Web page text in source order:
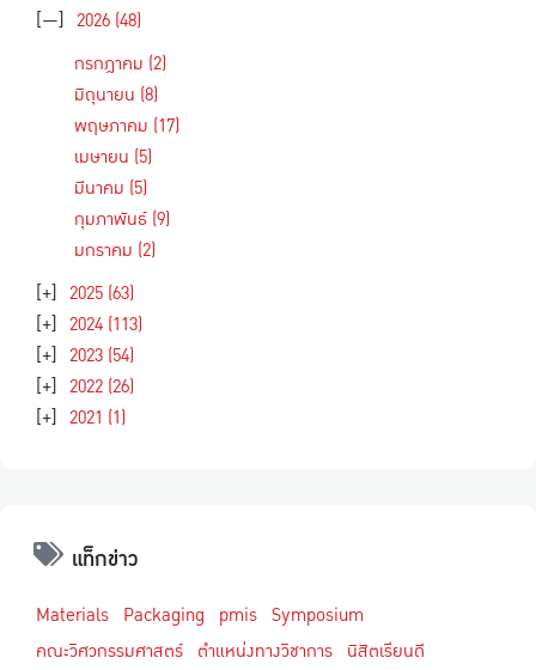
[—] 2026 (48)
กรกฎาคม (2)
มิถุนายน (8)
พฤษภาคม (17)
เมษายน (5)
มีนาคม (5)
กุมภาพันธ์ (9)
มกราคม (2)
[+] 2025 (63)
[+] 2024 (113)
[+] 2023 (54)
[+] 2022 (26)
[+] 2021 (1)
แท็กข่าว
Materials Packaging pmis Symposium
คณะวิศวกรรมศาสตร์ ตำแหน่งทางวิชาการ นิสิตเรียนดี